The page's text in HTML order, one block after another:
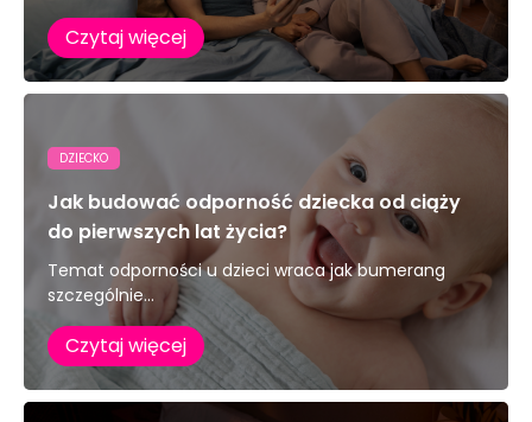
Czytaj więcej
DZIECKO
Jak budować odporność dziecka od ciąży
do pierwszych lat życia?
Temat odporności u dzieci wraca jak bumerang
szczególnie...
Czytaj więcej